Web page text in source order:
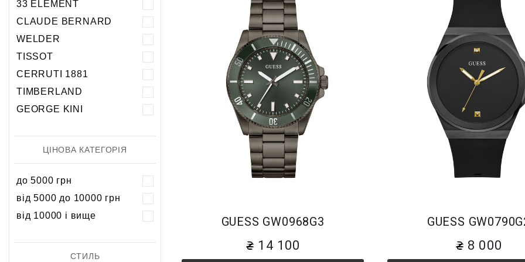
5 атм
10 атм
5 атм
10 атм
20 атм
33 ELEMENT
CLAUDE BERNARD
WELDER
TISSOT
CERRUTI 1881
TIMBERLAND
GEORGE KINI
ЦІНОВА КАТЕГОРІЯ
до 5000 грн
від 5000 до 10000 грн
від 10000 і вище
СТИЛЬ
GUESS GW0968G3
14 100
GUESS
8 000